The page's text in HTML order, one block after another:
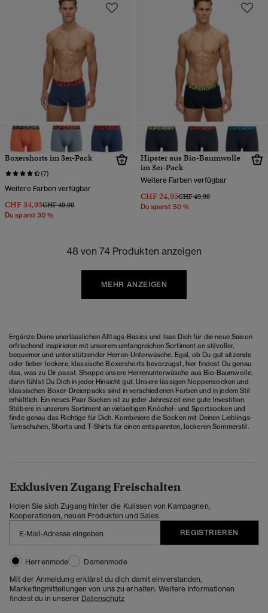
Boxershorts im 3er-Pack
(7)
Weitere Farben verfügbar
CHF 34,93Preis wurde reduziert von
CHF 49,90bis
Du sparst 30 %
Hipster aus Bio-Baumwolle
im 3er-Pack
Weitere Farben verfügbar
CHF 24,95Preis wurde reduziert von
CHF 49,90bis
Du sparst 50 %
48 von 74 Produkten anzeigen
MEHR ANZEIGEN
Ergänze Deine unerlässlichen Alltags-Basics und lass Dich für die neue Saison
erfrischend inspirieren mit unserem umfangreichen Sortiment an stilvoller,
bequemer und unterstützender Herren-Unterwäsche. Egal, ob Du gut sitzende
oder lieber lockere, klassische Boxershorts bevorzugst, hier findest Du genau
das, was zu Dir passt. Shoppe unsere Herrenunterwäsche aus Bio-Baumwolle,
darin fühlst Du Dich in jeder Hinsicht gut. Unsere lässigen Noppensocken und
klassischen Boxer-Dreierpacks sind in verschiedenen Farben und in jedem Stil
erhältlich. Ein neues Paar Socken ist zu jeder Jahreszeit eine gute Investition.
Stöbere in unserem Sortiment an vielseitigen Knöchel- und Sportsocken und
finde genau das Richtige für Dich. Kombiniere die Socken mit Deinen Lieblings-
Turnschuhen, Shorts und T-Shirts für einen entspannten, lockeren Sommerstil.
Exklusiven Zugang Freischalten
Holen Sie sich Zugang hinter die Kulissen von Kampagnen,
Kooperationen, neuen Produkten und Sales.
REGISTRIEREN
Herrenmode
Damenmode
Mit der Anmeldung erklärst du dich damit einverstanden,
Marketingmitteilungen von uns zu erhalten. Weitere Informationen
findest du in unserer Datenschutz